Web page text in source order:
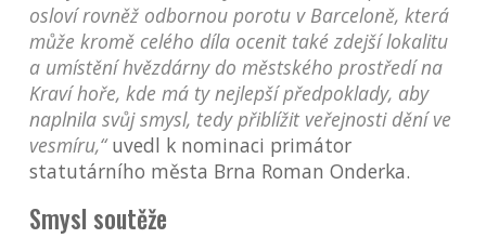
osloví rovněž odbornou porotu v Barceloně, která
může kromě celého díla ocenit také zdejší lokalitu
a umístění hvězdárny do městského prostředí na
Kraví hoře, kde má ty nejlepší předpoklady, aby
naplnila svůj smysl, tedy přiblížit veřejnosti dění ve
vesmíru,“uvedl k nominaci primátor
statutárního města Brna Roman Onderka.
Smysl soutěže